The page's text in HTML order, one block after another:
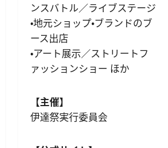
ンスバトル／ライブステージ
・地元ショップ・ブランドのブ
ース出店
・アート展示／ストリートフ
ァッションショー ほか
【主催】
伊達祭実行委員会